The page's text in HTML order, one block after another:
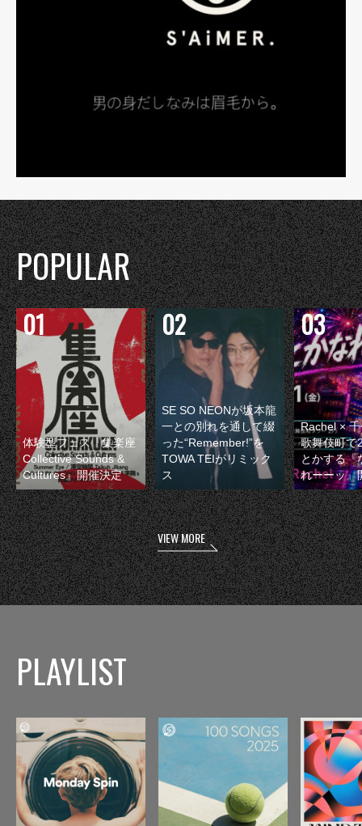
POPULAR
体験型フェス『集楽座
Collective Sounds &
Cultures』開催決定
SE SO NEONが坂本龍
一との別れを通して綴
った“Remember!”を
TOWA TEIがリミック
ス
Rachel ×
歌舞伎町で
とかする『
れーーッ』
VIEW MORE
PLAYLIST